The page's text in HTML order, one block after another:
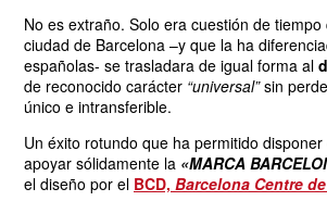
No es extraño. Solo era cuestión de
ciudad de Barcelona –y que la ha
españolas- se trasladara de igual forma al
de reconocido carácter “universal”sin
único e intransferible.
Un éxito rotundo que ha permitido
apoyar sólidamente la «MARCA
el diseño por el BCD, Barcelona Centre